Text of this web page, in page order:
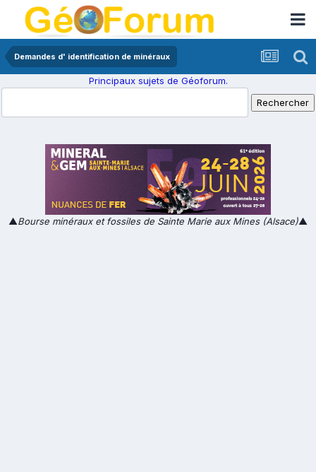
Demandes d' identification de minéraux
Principaux sujets de Géoforum.
▲Bourse minéraux et fossiles de Sainte Marie aux Mines (Alsace)▲